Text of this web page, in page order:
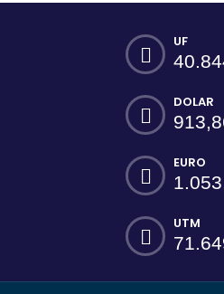
UF
DOLAR
EURO
UTM